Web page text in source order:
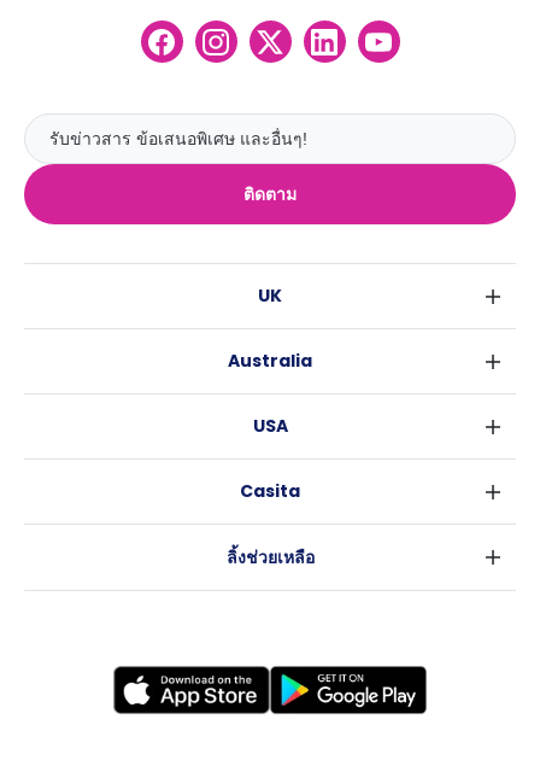
ติดตาม
UK
เอดินเบอระ
ลีดส์
โคเวนทรี
เลสเตอร์
Australia
บริสเบน
อะเดลายด์
USA
แอตแลนตา
Casita
ลิ้งช่วยเหลือ